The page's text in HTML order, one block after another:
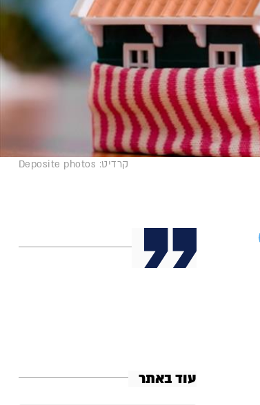
קרדיט: Deposite photos
עוד באתר